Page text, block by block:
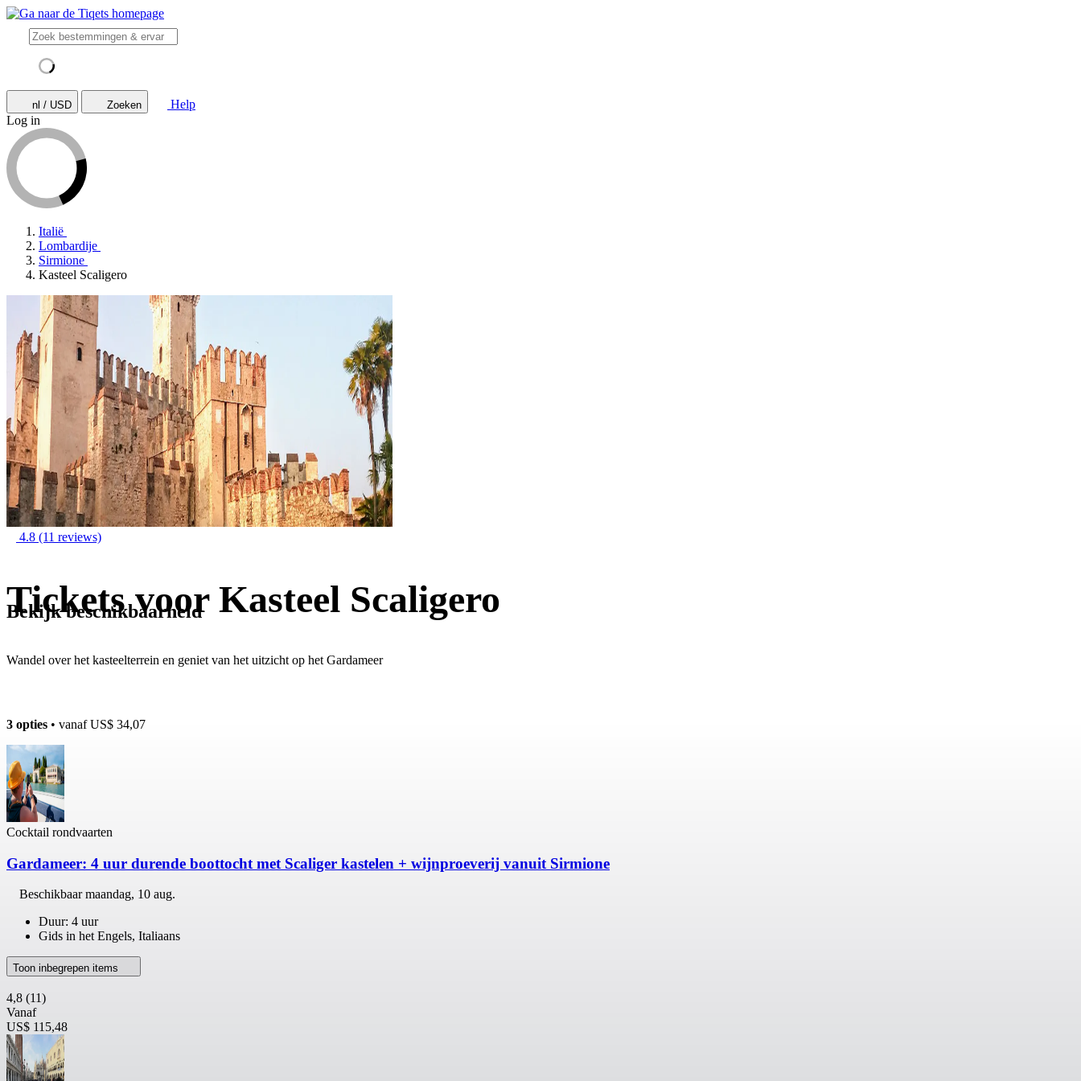
nl / USD Zoeken
Help
Log in
Italië
Lombardije
Sirmione
Kasteel Scaligero
4.8 (11 reviews)
Tickets voor Kasteel Scaligero
Wandel over het kasteelterrein en geniet van het uitzicht op het Gardameer
Bekijk beschikbaarheid
3 opties • vanafUS$ 34,07
Cocktail rondvaarten
Gardameer: 4 uur durende boottocht met Scaliger kastelen + wijnproeverij vanuit Sirmione
Beschikbaarmaandag, 10 aug.
Duur: 4 uur
Gids in het Engels, Italiaans
Toon inbegrepen items
4,8 (11)
Vanaf
US$ 115,48